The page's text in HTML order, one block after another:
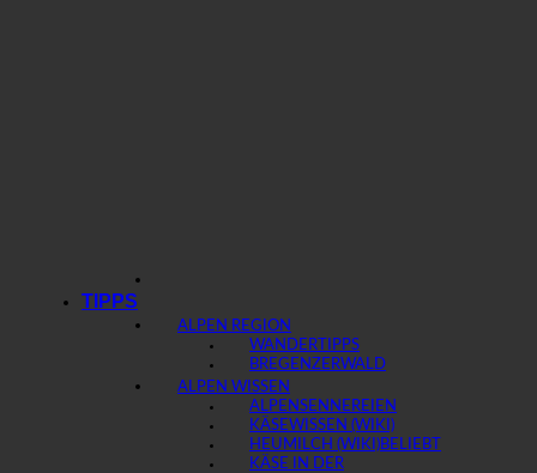
TIPPS
ALPEN REGION
WANDERTIPPS
BREGENZERWALD
ALPEN WISSEN
ALPENSENNEREIEN
KÄSEWISSEN (WIKI)
HEUMILCH (WIKI)
KÄSE IN DER